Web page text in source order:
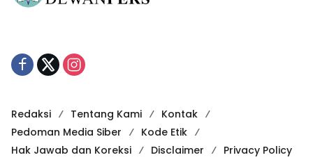
Redaksi Tentang Kami
Kontak
Pedoman Media Siber
Kode Etik
Hak Jawab dan Koreksi
Disclaimer Privacy Policy